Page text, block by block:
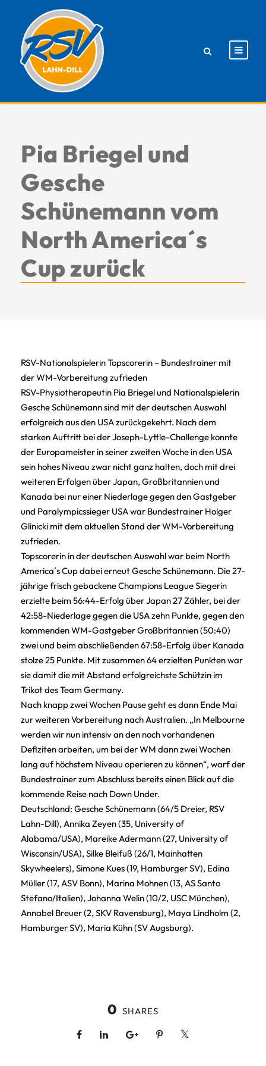
Pia Briegel und
Gesche
Schünemann vom
North America´s
Cup zurück
RSV-Nationalspielerin Topscorerin – Bundestrainer mit
der WM-Vorbereitung zufrieden
RSV-Physiotherapeutin Pia Briegel und Nationalspielerin
Gesche Schünemann sind mit der deutschen Auswahl
erfolgreich aus den USA zurückgekehrt. Nach dem
starken Auftritt bei der Joseph-Lyttle-Challenge konnte
der Europameister in seiner zweiten Woche in den USA
sein hohes Niveau zwar nicht ganz halten, doch mit drei
weiteren Erfolgen über Japan, Großbritannien und
Kanada bei nur einer Niederlage gegen den Gastgeber
und Paralympicssieger USA war Bundestrainer Holger
Glinicki mit dem aktuellen Stand der WM-Vorbereitung
zufrieden.
Topscorerin in der deutschen Auswahl war beim North
America´s Cup dabei erneut Gesche Schünemann. Die 27-
jährige frisch gebackene Champions League Siegerin
erzielte beim 56:44-Erfolg über Japan 27 Zähler, bei der
42:58-Niederlage gegen die USA zehn Punkte, gegen den
kommenden WM-Gastgeber Großbritannien (50:40)
zwei und beim abschließenden 67:58-Erfolg über Kanada
stolze 25 Punkte. Mit zusammen 64 erzielten Punkten war
sie damit die mit Abstand erfolgreichste Schützin im
Trikot des Team Germany.
Nach knapp zwei Wochen Pause geht es dann Ende Mai
zur weiteren Vorbereitung nach Australien. „In Melbourne
werden wir nun intensiv an den noch vorhandenen
Defiziten arbeiten, um bei der WM dann zwei Wochen
lang auf höchstem Niveau operieren zu können“, warf der
Bundestrainer zum Abschluss bereits einen Blick auf die
kommende Reise nach Down Under.
Deutschland: Gesche Schünemann (64/5 Dreier, RSV
Lahn-Dill), Annika Zeyen (35, University of
Alabama/USA), Mareike Adermann (27, University of
Wisconsin/USA), Silke Bleifuß (26/1, Mainhatten
Skywheelers), Simone Kues (19, Hamburger SV), Edina
Müller (17, ASV Bonn), Marina Mohnen (13, AS Santo
Stefano/Italien), Johanna Welin (10/2, USC München),
Annabel Breuer (2, SKV Ravensburg), Maya Lindholm (2,
Hamburger SV), Maria Kühn (SV Augsburg).
0 SHARES